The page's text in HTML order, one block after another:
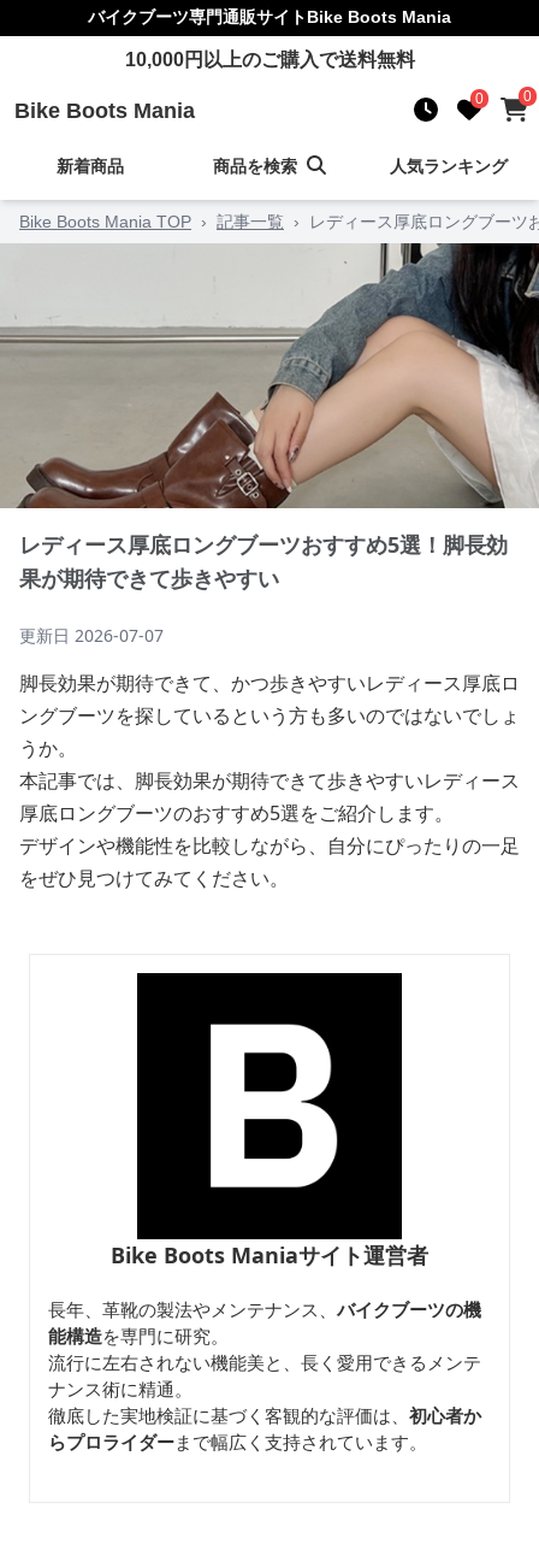
バイクブーツ専門通販サイトBike Boots Mania
10,000円以上のご購入で送料無料
Bike Boots Mania 0 0
新着商品 商品を検索 人気ランキング
Bike Boots Mania TOP › 記事一覧 › レディース厚底ロングブーツ
レディース厚底ロングブーツおすすめ5選！脚長効
果が期待できて歩きやすい
更新日 2026-07-07
脚長効果が期待できて、かつ歩きやすいレディース厚底ロ
ングブーツを探しているという方も多いのではないでしょ
うか。
本記事では、脚長効果が期待できて歩きやすいレディース
厚底ロングブーツのおすすめ5選をご紹介します。
デザインや機能性を比較しながら、自分にぴったりの一足
をぜひ見つけてみてください。
Bike Boots Maniaサイト運営者
長年、革靴の製法やメンテナンス、 バイクブーツの機
能構造を専門に研究。
流行に左右されない機能美と、長く愛用できるメンテ
ナンス術に精通。
徹底した実地検証に基づく客観的な評価は、 初心者か
らプロライダーまで幅広く支持されています。